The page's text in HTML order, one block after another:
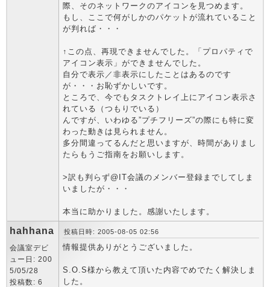
際、そのネットワークのアイコンを見つめます。
もし、ここで何がしかのパケットが流れていること
が判れば・・・
↑この点、再現できませんでした。「プロパティで
アイコン表示」ができませんでした。
自分で表示／非表示にしたことはあるのです
が・・・お恥ずかしいです。
ところで、今でもタスクトレイ上にアイコン表示さ
れている（つもりでいる）
んですが、いわゆる”プチフリーズ”の際にも特に変
わった動きは見られません。
多分間違ってるんだと思いますが、時間がありまし
たらもうご指南をお願いします。
>訳も判らず@IT会議のメンバー登録までしてしま
いましたが・・・
本当に助かりました。感謝いたします。
hahhana
会議室デビ
ュー日: 200
5/05/28
投稿数: 6
投稿日時: 2005-08-05 02:56
情報提供ありがとうございました。
S.O.S様から教えて頂いた内容でめでたく解決しま
した。